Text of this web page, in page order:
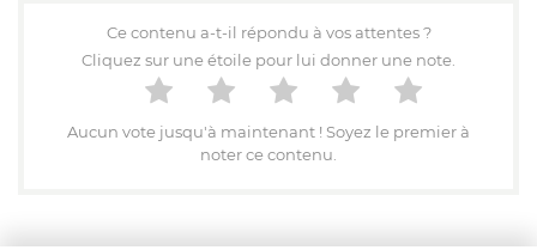
Ce contenu a-t-il répondu à vos attentes ?
Cliquez sur une étoile pour lui donner une note.
Aucun vote jusqu'à maintenant ! Soyez le premier à
noter ce contenu.